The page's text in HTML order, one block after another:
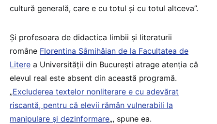
cultură generală, care e cu totul și cu totul altceva”.
Și profesoara de didactica limbii și literaturii
române Florentina Sâmihăian de la Facultatea de
Litere a Universității din București atrage atenția că
elevul real este absent din această programă.
„Excluderea textelor nonliterare e cu adevărat
riscantă, pentru că elevii rămân vulnerabili la
manipulare și dezinformare„, spune ea.